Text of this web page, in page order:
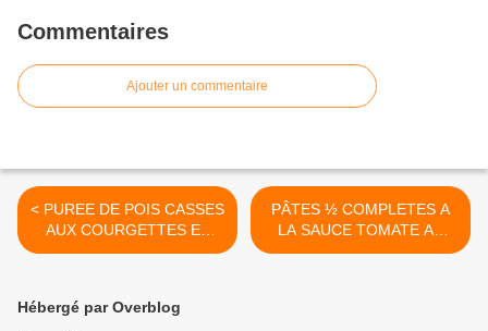
Commentaires
Ajouter un commentaire
< PUREE DE POIS CASSES
AUX COURGETTES ET
CAROTTES
PÂTES ½ COMPLETES A
LA SAUCE TOMATE AU
THON CURCUMA, CURRY,
Hébergé par Overblog